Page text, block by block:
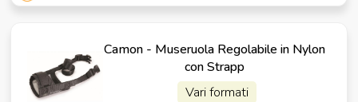
Camon - Museruola Regolabile in Nylon
con Strapp
Vari formati